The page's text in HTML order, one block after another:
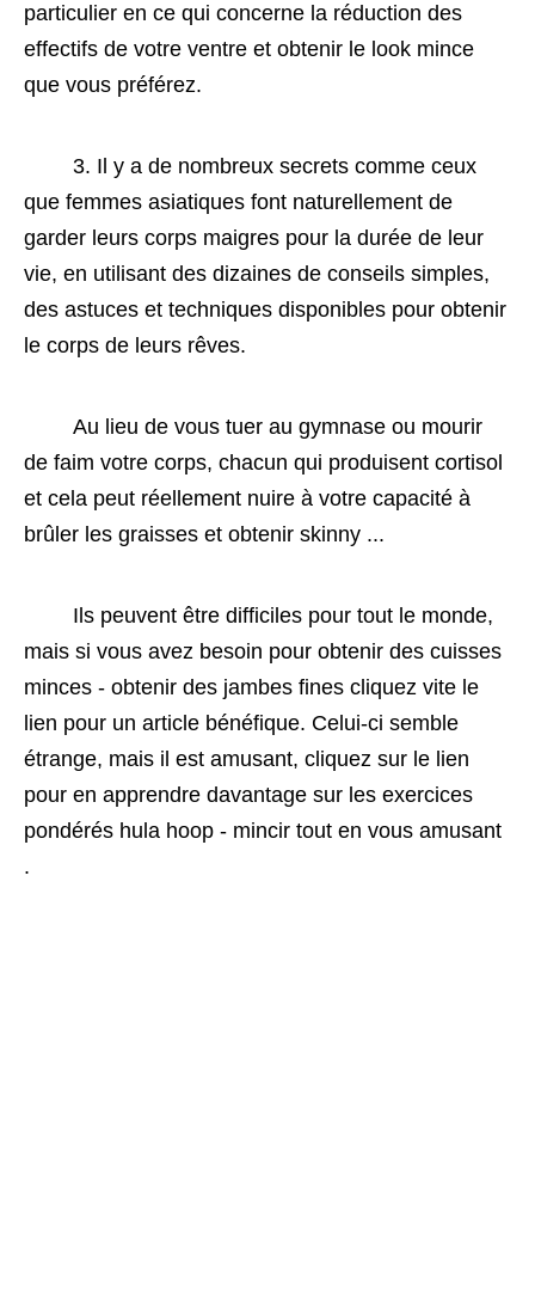
particulier en ce qui concerne la réduction des
effectifs de votre ventre et obtenir le look mince
que vous préférez.
que femmes asiatiques font naturellement de
garder leurs corps maigres pour la durée de leur
vie, en utilisant des dizaines de conseils simples,
des astuces et techniques disponibles pour obtenir
le corps de leurs rêves.
de faim votre corps, chacun qui produisent cortisol
et cela peut réellement nuire à votre capacité à
brûler les graisses et obtenir skinny ...
mais si vous avez besoin pour obtenir des cuisses
minces - obtenir des jambes fines cliquez vite le
lien pour un article bénéfique. Celui-ci semble
étrange, mais il est amusant, cliquez sur le lien
pour en apprendre davantage sur les exercices
pondérés hula hoop - mincir tout en vous amusant
.